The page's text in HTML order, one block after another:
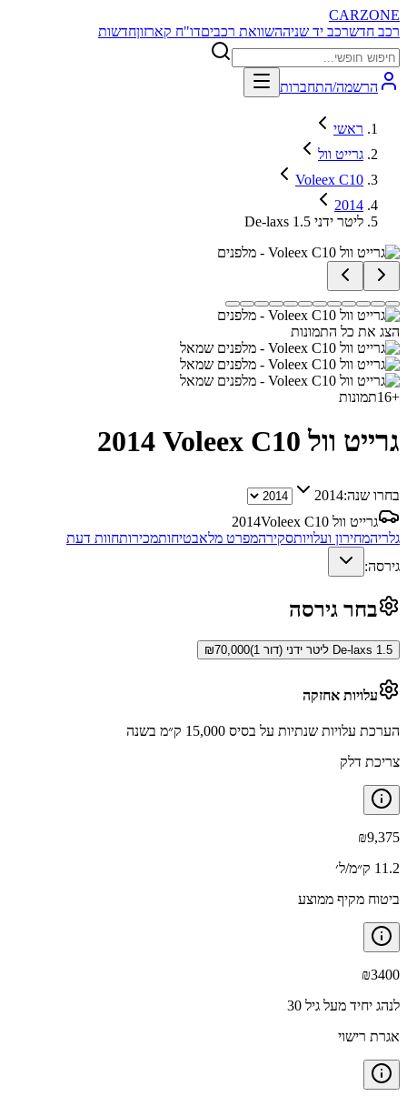
CARZONE
רכב חדשרכב יד שניההשוואת רכביםדו"ח קארזוןחדשות
הרשמה/התחברות
ראשי
גרייט וול
Voleex C10
2014
De-laxs 1.5 ליטר ידני
הצג את כל התמונות
+
16תמונות
גרייט וול Voleex C10 2014
בחרו שנה:2014
גרייט וול Voleex C10
2014
גלריהמחירון ועלויותסקירהמפרט מלאבטיחותמכירותחוות דעת
גירסה:
בחר גירסה
De-laxs 1.5 ליטר ידני (דור 1) ₪70,000
עלויות אחזקה
הערכת עלויות שנתיות על בסיס 15,000 ק״מ בשנה
צריכת דלק
₪9,375
11.2 ק״מ/ל׳
ביטוח מקיף ממוצע
₪3400
לנהג יחיד מעל גיל 30
אגרת רישוי